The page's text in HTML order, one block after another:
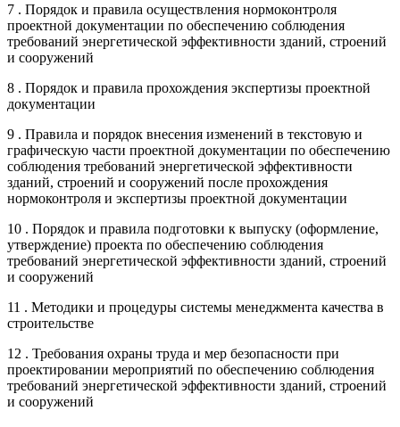
7 . Порядок и правила осуществления нормоконтроля
проектной документации по обеспечению соблюдения
требований энергетической эффективности зданий, строений
и сооружений
8 . Порядок и правила прохождения экспертизы проектной
документации
9 . Правила и порядок внесения изменений в текстовую и
графическую части проектной документации по обеспечению
соблюдения требований энергетической эффективности
зданий, строений и сооружений после прохождения
нормоконтроля и экспертизы проектной документации
10 . Порядок и правила подготовки к выпуску (оформление,
утверждение) проекта по обеспечению соблюдения
требований энергетической эффективности зданий, строений
и сооружений
11 . Методики и процедуры системы менеджмента качества в
строительстве
12 . Требования охраны труда и мер безопасности при
проектировании мероприятий по обеспечению соблюдения
требований энергетической эффективности зданий, строений
и сооружений